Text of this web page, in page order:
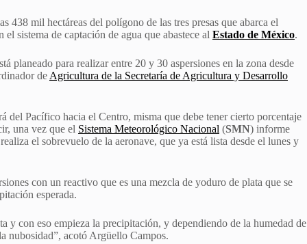
438 mil hectáreas del polígono de las tres presas que abarca el
sistema de captación de agua que abastece al Estado de México.
planeado para realizar entre 20 y 30 aspersiones en la zona desde
de Agricultura de la Secretaría de Agricultura y Desarrollo
Pacífico hacia el Centro, misma que debe tener cierto porcentaje
una vez que el Sistema Meteorológico Nacional (SMN) informe
el sobrevuelo de la aeronave, que ya está lista desde el lunes y
con un reactivo que es una mezcla de yoduro de plata que se
esperada.
y con eso empieza la precipitación, y dependiendo de la humedad de
nubosidad”, acotó Argüello Campos.